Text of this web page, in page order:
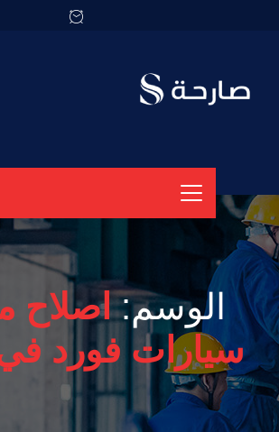
الوسم:اصلاح
سيارات فورد في